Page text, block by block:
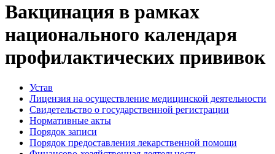
Вакцинация в рамках
национального календаря
профилактических прививок
Устав
Лицензия на осуществление медицинской деятельности
Свидетельство о государственной регистрации
Нормативные акты
Порядок записи
Порядок предоставления лекарственной помощи